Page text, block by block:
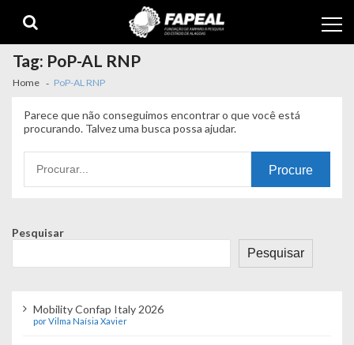
navigation
content
Tag: PoP-AL RNP
Home PoP-AL RNP
Parece que não conseguimos encontrar o que você está
procurando. Talvez uma busca possa ajudar.
por:
Pesquisar
Pesquisar
Mobility Confap Italy 2026
por Vilma Naísia Xavier